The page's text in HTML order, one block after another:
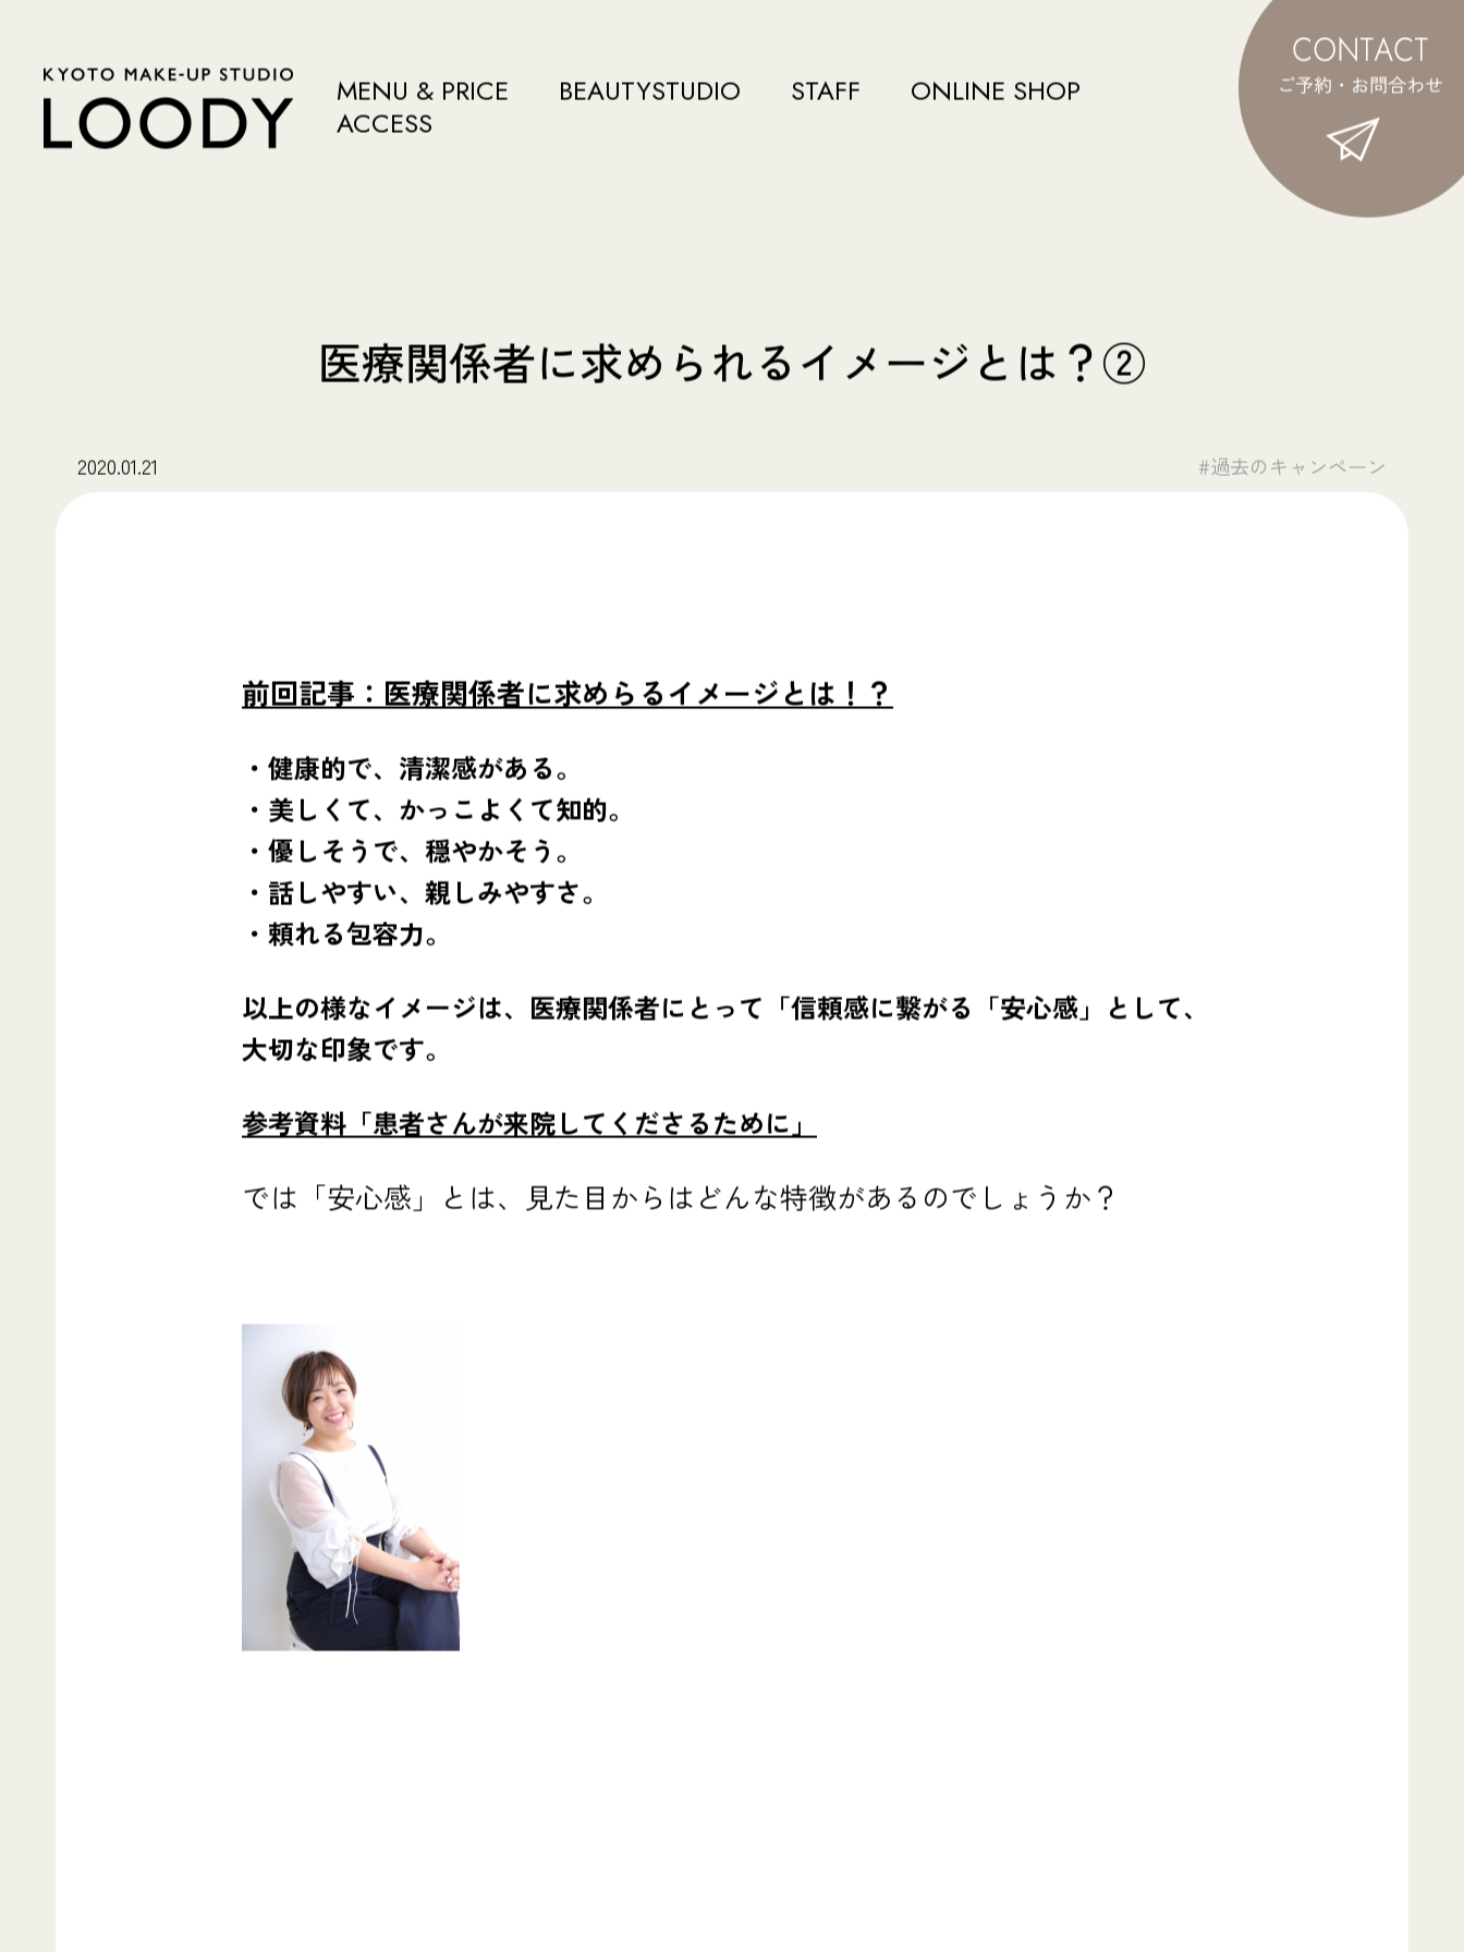
MENU & PRICE BEAUTYSTUDIO STAFF
ONLINE SHOP
ACCESS
医療関係者に求められるイメージとは？②
2020.01.21 #過去のキャンペーン
前回記事：医療関係者に求めらるイメージとは！？
・健康的で、清潔感がある。
・美しくて、かっこよくて知的。
・優しそうで、穏やかそう。
・話しやすい、親しみやすさ。
・頼れる包容力。
以上の様なイメージは、医療関係者にとって「信頼感に繋がる「安心感」として、
大切な印象です。
参考資料「患者さんが来院してくださるために」
では「安心感 」とは、見た目からはどんな特徴があるのでしょうか？